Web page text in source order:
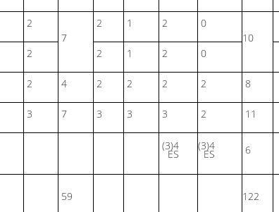
2
7
2 1 2
0
10
2 2 1 2 0
2 4 2 2 2 2 8
3 7 3 3 3 2 11
(3)4
ES
(3)4
ES 6
59 122